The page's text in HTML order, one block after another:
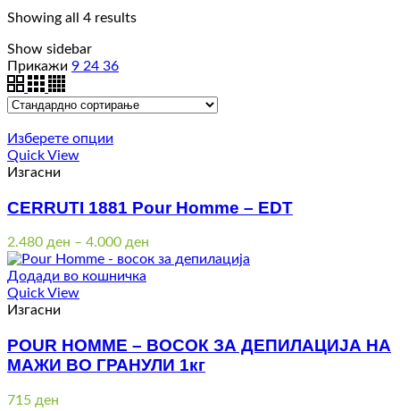
Showing all 4 results
Show sidebar
Прикажи 9 24 36
Изберете опции
Quick View
Изгасни
CERRUTI 1881 Pour Homme – EDT
2.480 ден – 4.000 ден
range:
Додади во кошничка
Quick View
Изгасни
POUR HOMME – ВОСОК ЗА ДЕПИЛАЦИЈА НА
МАЖИ ВО ГРАНУЛИ 1кг
715 ден